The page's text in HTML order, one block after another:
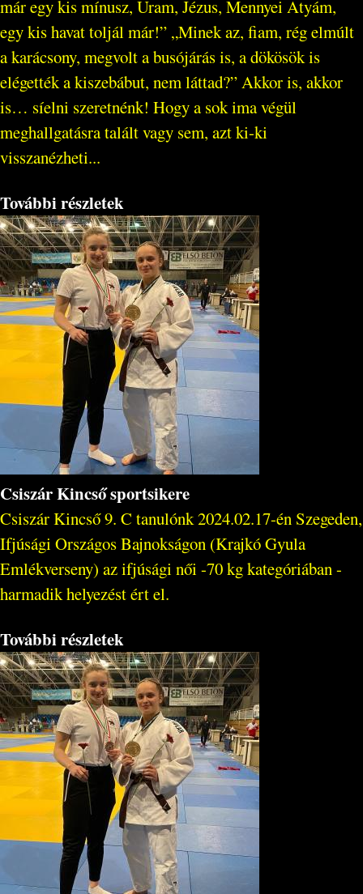
már egy kis mínusz, Uram, Jézus, Mennyei Atyám,
egy kis havat toljál már!” „Minek az, fiam, rég elmúlt
a karácsony, megvolt a busójárás is, a dökösök is
elégették a kiszebábut, nem láttad?” Akkor is, akkor
is… síelni szeretnénk! Hogy a sok ima végül
meghallgatásra talált vagy sem, azt ki-ki
visszanézheti...
További részletek
Csiszár Kincső sportsikere
Csiszár Kincső 9. C tanulónk 2024.02.17-én Szegeden,
Ifjúsági Országos Bajnokságon (Krajkó Gyula
Emlékverseny) az ifjúsági női -70 kg kategóriában -
harmadik helyezést ért el.
További részletek